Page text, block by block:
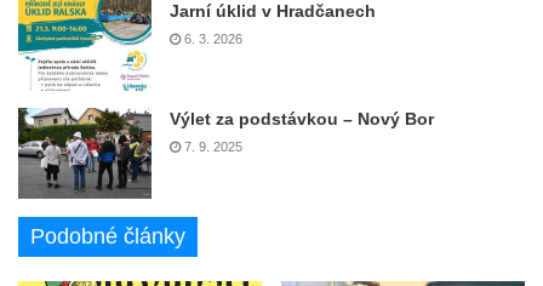
Jarní úklid v Hradčanech
6. 3. 2026
Výlet za podstávkou – Nový Bor
7. 9. 2025
Podobné články